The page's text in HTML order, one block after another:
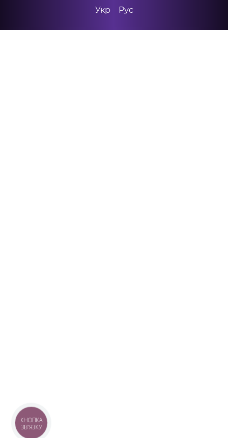
Укр Рус
КНОПКА
ЗВ'ЯЗКУ